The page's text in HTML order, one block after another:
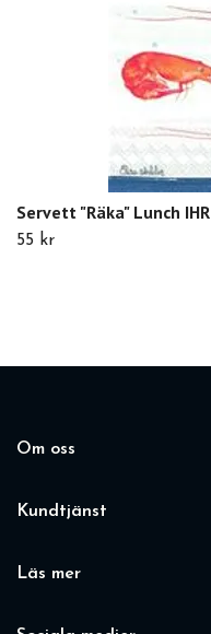
Servett "Räka" Lunch IHR
55 kr
Om oss
Kundtjänst
Läs mer